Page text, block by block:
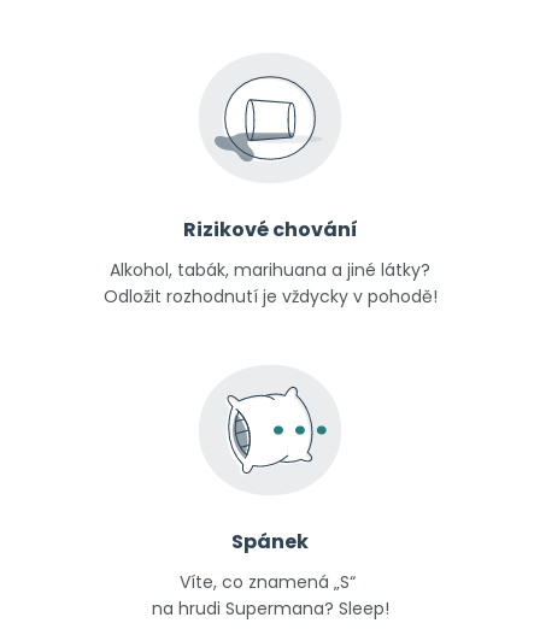
Rizikové chování
Alkohol, tabák, marihuana a jiné látky?
Odložit rozhodnutí je vždycky v pohodě!
Spánek
Víte, co znamená „S“
na hrudi Supermana? Sleep!